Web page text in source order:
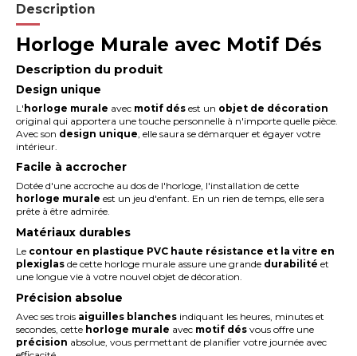
Description
Horloge Murale avec Motif Dés
Description du produit
Design unique
L' horloge murale avec motif dés est un objet de décoration
original qui apportera une touche personnelle à n'importe quelle pièce.
Avec son design unique , elle saura se démarquer et égayer votre
intérieur.
Facile à accrocher
Dotée d'une accroche au dos de l'horloge, l'installation de cette
horloge murale est un jeu d'enfant. En un rien de temps, elle sera
prête à être admirée.
Matériaux durables
Le contour en plastique PVC haute résistance et la vitre en
plexiglas de cette horloge murale assure une grande durabilité et
une longue vie à votre nouvel objet de décoration.
Précision absolue
Avec ses trois aiguilles blanches indiquant les heures, minutes et
secondes, cette horloge murale avec motif dés vous offre une
précision absolue, vous permettant de planifier votre journée avec